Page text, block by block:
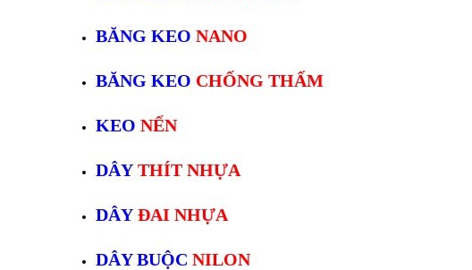
BĂNG KEO NANO
BĂNG KEO CHỐNG THẤM
KEO NẾN
DÂY THÍT NHỰA
DÂY ĐAI NHỰA
DÂY BUỘC NILON